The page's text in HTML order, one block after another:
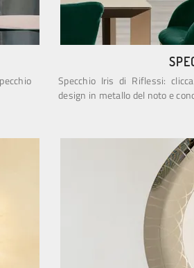
Specchio Iris di Riflessi:
design in metallo del noto e